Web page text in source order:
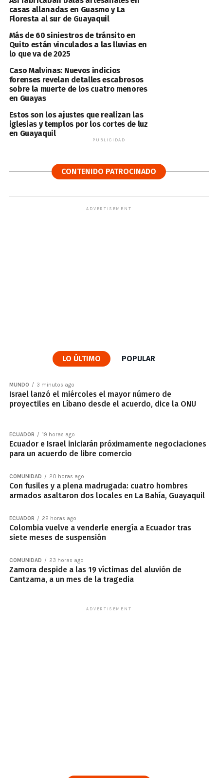
casas allanadas en Guasmo y La
Floresta al sur de Guayaquil
Más de 60 siniestros de tránsito en
Quito están vinculados a las lluvias en
lo que va de 2025
Caso Malvinas: Nuevos indicios
forenses revelan detalles escabrosos
sobre la muerte de los cuatro menores
en Guayas
Estos son los ajustes que realizan las
iglesias y templos por los cortes de luz
en Guayaquil
PUBLICIDAD
CONTENIDO PATROCINADO
ADVERTISEMENT
LO ÚLTIMO POPULAR
MUNDO 3 minutos ago
Israel lanzó el miércoles el mayor número de
proyectiles en Líbano desde el acuerdo, dice la ONU
ECUADOR 19 horas ago
Ecuador e Israel iniciarán próximamente negociaciones
para un acuerdo de libre comercio
COMUNIDAD 20 horas ago
Con fusiles y a plena madrugada: cuatro hombres
armados asaltaron dos locales en La Bahía, Guayaquil
ECUADOR 22 horas ago
Colombia vuelve a venderle energía a Ecuador tras
siete meses de suspensión
COMUNIDAD 23 horas ago
Zamora despide a las 19 víctimas del aluvión de
Cantzama, a un mes de la tragedia
ADVERTISEMENT